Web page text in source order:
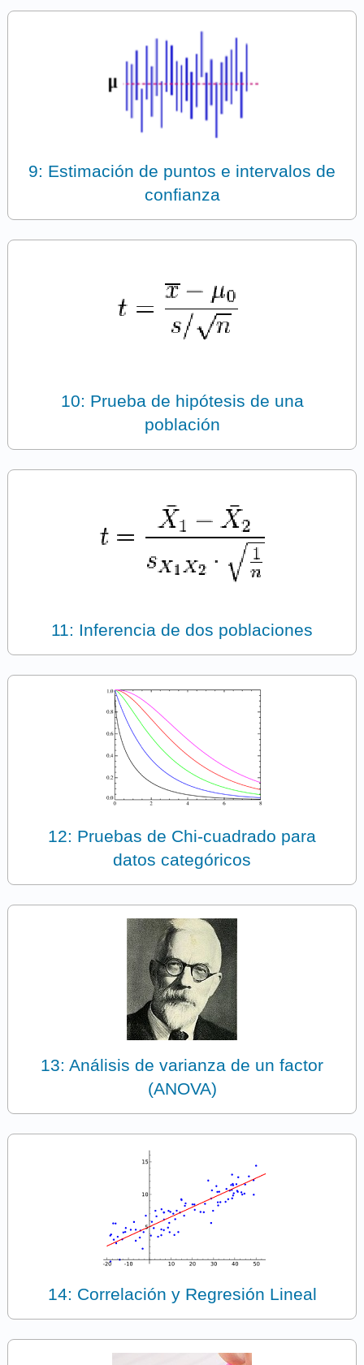
9: Estimación de puntos e intervalos de
confianza
10: Prueba de hipótesis de una
población
11: Inferencia de dos poblaciones
12: Pruebas de Chi‐cuadrado para
datos categóricos
13: Análisis de varianza de un factor
(ANOVA)
14: Correlación y Regresión Lineal